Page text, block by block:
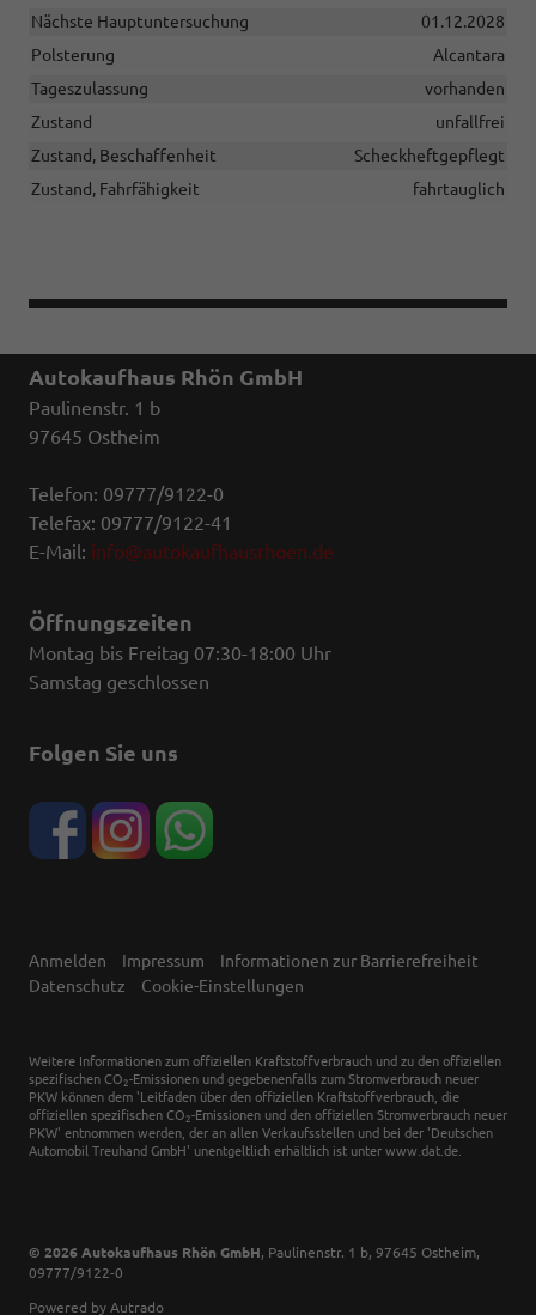
Nächste Hauptuntersuchung
01.12.2028
Polsterung
Alcantara
Tageszulassung
vorhanden
Zustand
unfallfrei
Zustand, Beschaffenheit
Scheckheftgepflegt
Zustand, Fahrfähigkeit
fahrtauglich
Autokaufhaus Rhön GmbH
Paulinenstr. 1 b
97645 Ostheim
Telefon: 09777/9122-0
Telefax: 09777/9122-41
E-Mail: info@autokaufhausrhoen.de
Öffnungszeiten
Montag bis Freitag 07:30-18:00 Uhr
Samstag geschlossen
Folgen Sie uns
Anmelden Impressum
Informationen zur Barrierefreiheit
Datenschutz
Cookie-Einstellungen
Weitere Informationen zum offiziellen Kraftstoffverbrauch und zu den offiziellen
spezifischen CO 2-Emissionen und gegebenenfalls zum Stromverbrauch neuer
PKW können dem 'Leitfaden über den offiziellen Kraftstoffverbrauch, die
offiziellen spezifischen CO 2-Emissionen und den offiziellen Stromverbrauch neuer
PKW' entnommen werden, der an allen Verkaufsstellen und bei der 'Deutschen
Automobil Treuhand GmbH' unentgeltlich erhältlich ist unter www.dat.de.
© 2026 Autokaufhaus Rhön GmbH, Paulinenstr. 1 b, 97645 Ostheim,
09777/9122-0
Powered by Autrado